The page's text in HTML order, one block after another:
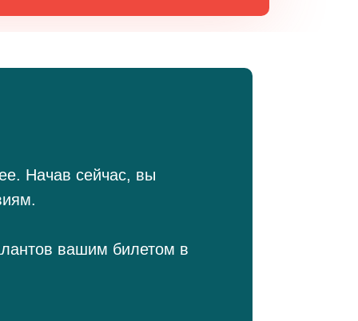
Начав сейчас, вы
вашим билетом в